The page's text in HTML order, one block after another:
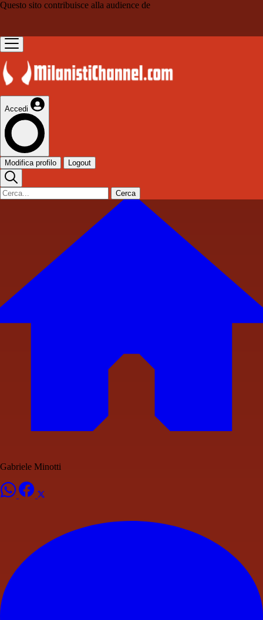
Questo sito contribuisce alla audience de
Accedi
Modifica profilo Logout
Cerca
Gabriele Minotti